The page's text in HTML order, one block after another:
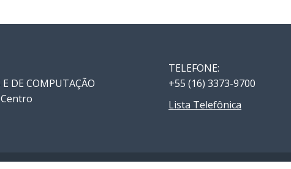
DE COMPUTAÇÃO
TELEFONE:
+55 (16) 3373-9700
Lista Telefônica